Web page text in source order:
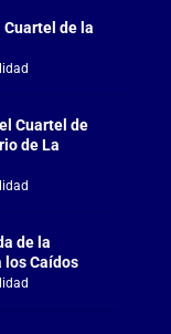
de la
Cuartel de
de La
de la
los Caídos